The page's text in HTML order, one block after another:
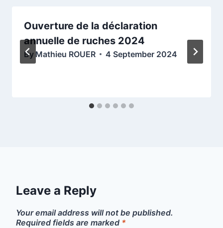
Ouverture de la déclaration
annuelle de ruches 2024
By Mathieu ROUER 4 September 2024
Leave a Reply
Your email address will not be published.
Required fields are marked *